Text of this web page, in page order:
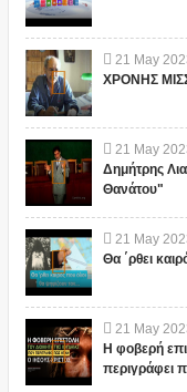
21 May
ΧΡΟΝΗΣ
21 May
Δημήτρης
Θανάτου"
21 May
Θα ΄ρθει
21 May
Η φοβερή
περιγράφει